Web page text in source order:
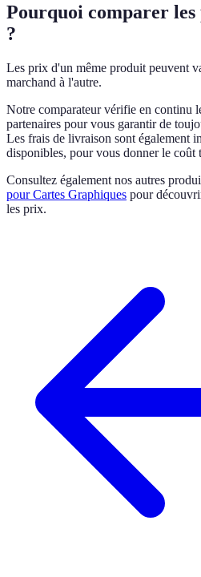
Pourquoi comparer
?
Les prix d'un même produit peuvent
marchand à l'autre.
Notre comparateur vérifie en continu
partenaires pour vous garantir de
Les frais de livraison sont également
disponibles, pour vous donner le coût
Consultez également nos autres
pour Cartes Graphiques pour
les prix.